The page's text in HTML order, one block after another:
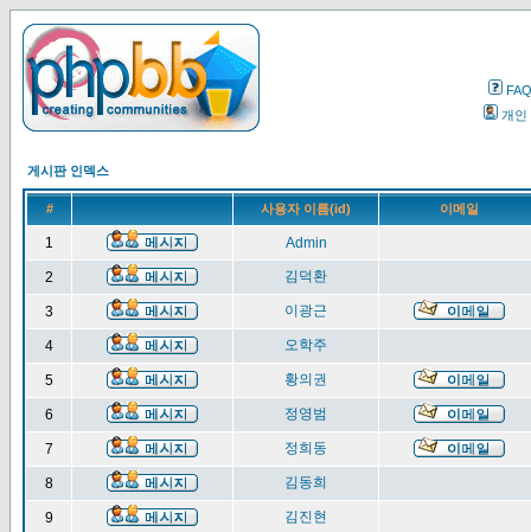
FAQ
개인
게시판 인덱스
# 사용자 이름(id) 이메일
1 Admin
2 김덕환
3 이광근
4 오학주
5 황의권
6 정영범
7 정희동
8 김동희
9 김진현